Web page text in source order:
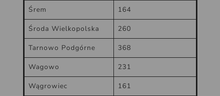
Śrem 164
Środa Wielkopolska 260
Tarnowo Podgórne 368
Wagowo 231
Wągrowiec 161